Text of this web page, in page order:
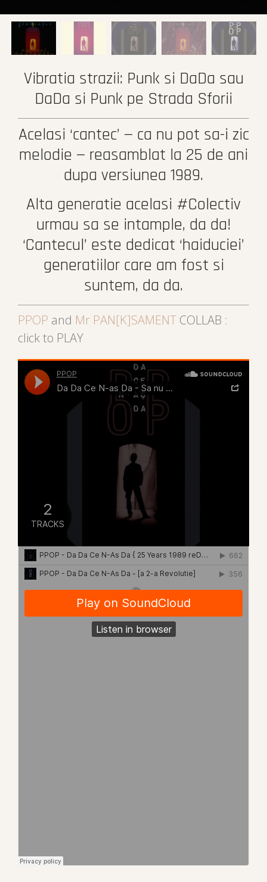
Vibratia strazii: Punk si DaDa sau
DaDa si Punk pe Strada Sforii
Acelasi ‘cantec’ — ca nu pot sa-i zic
melodie — reasamblat la 25 de ani
dupa versiunea 1989.
Alta generatie acelasi #Colectiv
urmau sa se intample, da da!
‘Cantecul’ este dedicat ‘haiduciei’
generatiilor care am fost si
suntem, da da.
PPOP and Mr PAN[K]SAMENT COLLAB :
click to PLAY